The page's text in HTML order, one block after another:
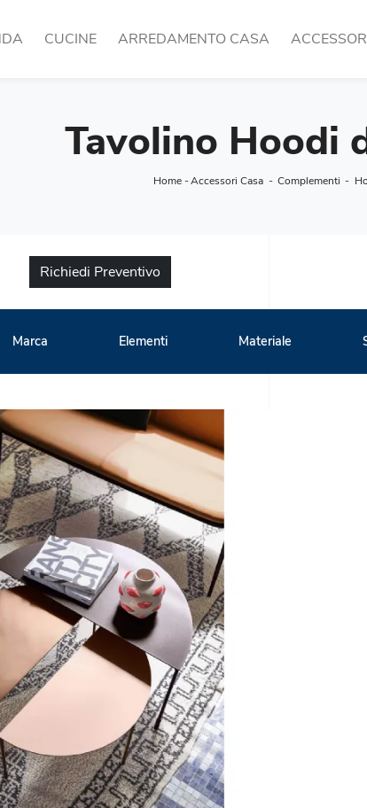
CUCINE ARREDAMENTO CASA
Tavolino Hoodi
Home-Accessori Casa - Complementi -
Richiedi Preventivo
Marca Elementi Materiale